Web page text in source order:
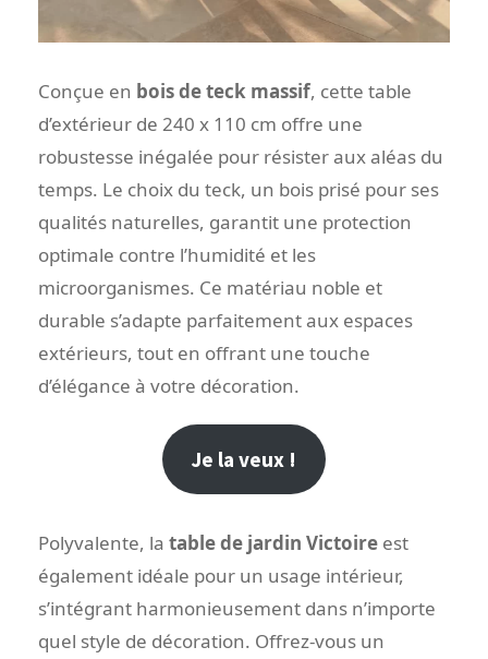
Conçue en bois de teck massif, cette table
d’extérieur de 240 x 110 cm offre une
robustesse inégalée pour résister aux aléas du
temps. Le choix du teck, un bois prisé pour ses
qualités naturelles, garantit une protection
optimale contre l’humidité et les
microorganismes. Ce matériau noble et
durable s’adapte parfaitement aux espaces
extérieurs, tout en offrant une touche
d’élégance à votre décoration.
Je la veux !
Polyvalente, la table de jardin Victoire est
également idéale pour un usage intérieur,
s’intégrant harmonieusement dans n’importe
quel style de décoration. Offrez-vous un